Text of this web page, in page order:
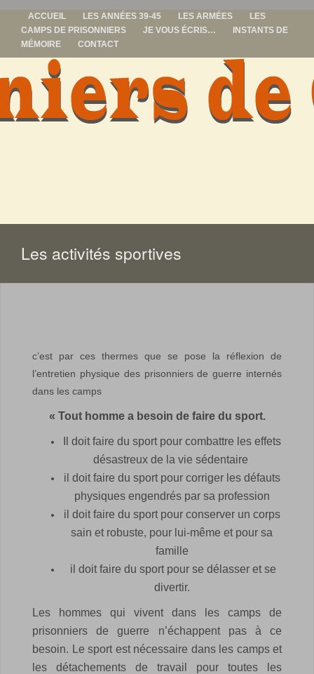
ACCUEIL LES ANNÉES 39-45 LES ARMÉES
LES
CAMPS DE PRISONNIERS
JE VOUS ÉCRIS…
INSTANTS DE
MÉMOIRE
CONTACT
prisonniers de
Les activités sportives
c’est par ces thermes que se pose la réflexion de
l’entretien physique des prisonniers de guerre internés
dans les camps
« Tout homme a besoin de faire du sport.
Il doit faire du sport pour combattre les effets
désastreux de la vie sédentaire
il doit faire du sport pour corriger les défauts
physiques engendrés par sa profession
il doit faire du sport pour conserver un corps
sain et robuste, pour lui-même et pour sa
famille
il doit faire du sport pour se délasser et se
divertir.
Les hommes qui vivent dans les camps de
prisonniers de guerre n’échappent pas à ce
besoin. Le sport est nécessaire dans les camps et
les détachements de travail pour toutes les